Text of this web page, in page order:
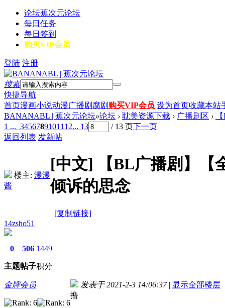
论坛蕉次元论坛
每日任务
每日签到
购买VIP会员
登陆 注册
搜索
快捷导航
首页漫画小说动漫广播剧 腐剧 购买VIP会员 设为首页收藏本站
BANANABL | 蕉次元论坛»论坛 › 耽美资源下载 › 广播剧区 ›
1 ... 34567891011 12... 13 / 13 页下一页
返回列表 发新帖
楼主: 漫漫
酱
[中文]
【BL广播剧】
倾诉的思念
[复制链接]
14zsho51
0
主题
506
帖子
1449
积分
金牌会员 发表于 2021-2-3 14:06:37 | 显示全部楼层
撸